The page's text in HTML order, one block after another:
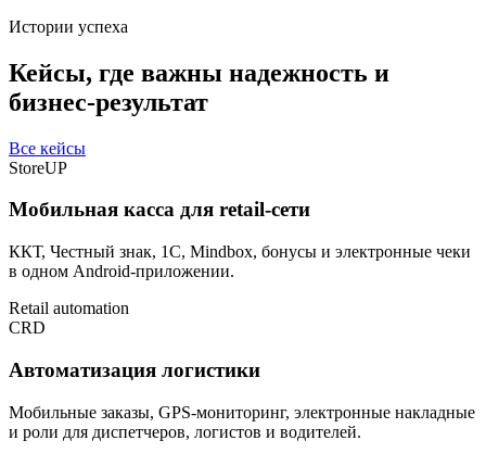
Истории успеха
Кейсы, где важны надежность и
бизнес-результат
Все кейсы
StoreUP
Мобильная касса для retail-сети
ККТ, Честный знак, 1С, Mindbox, бонусы и электронные чеки
в одном Android-приложении.
Retail automation
CRD
Автоматизация логистики
Мобильные заказы, GPS-мониторинг, электронные накладные
и роли для диспетчеров, логистов и водителей.